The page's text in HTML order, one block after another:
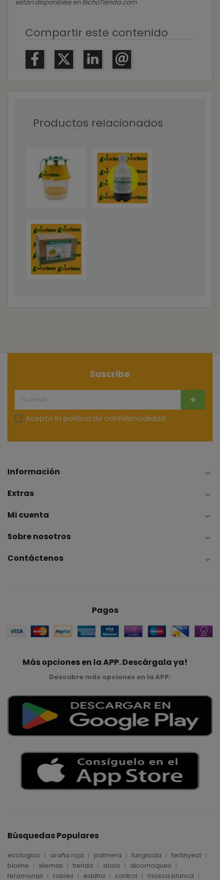
están disponibles en BichoTienda.com
Compartir este contenido
Productos relacionados
Suscribe
Acepto la política de confidencialidad
Información 
Extras 
Mi cuenta 
Sobre nosotros 
Contáctenos 
Pagos
Más opciones en la APP. Descárgala ya!
Descubre más opciones en la APP:
Búsquedas Populares
ecologico araña roja palmera fungicida
fertinyect
bioline
xilemax tienda dosis
alcornoques
feromonas
robles eddha control mosca blanca